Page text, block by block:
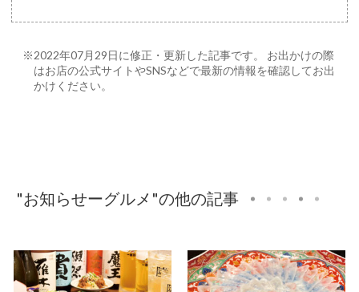
※2022年07月29日に修正・更新した記事です。 お出かけの際
はお店の公式サイトやSNSなどで最新の情報を確認してお出
かけください。
"お知らせーグルメ"の他の記事